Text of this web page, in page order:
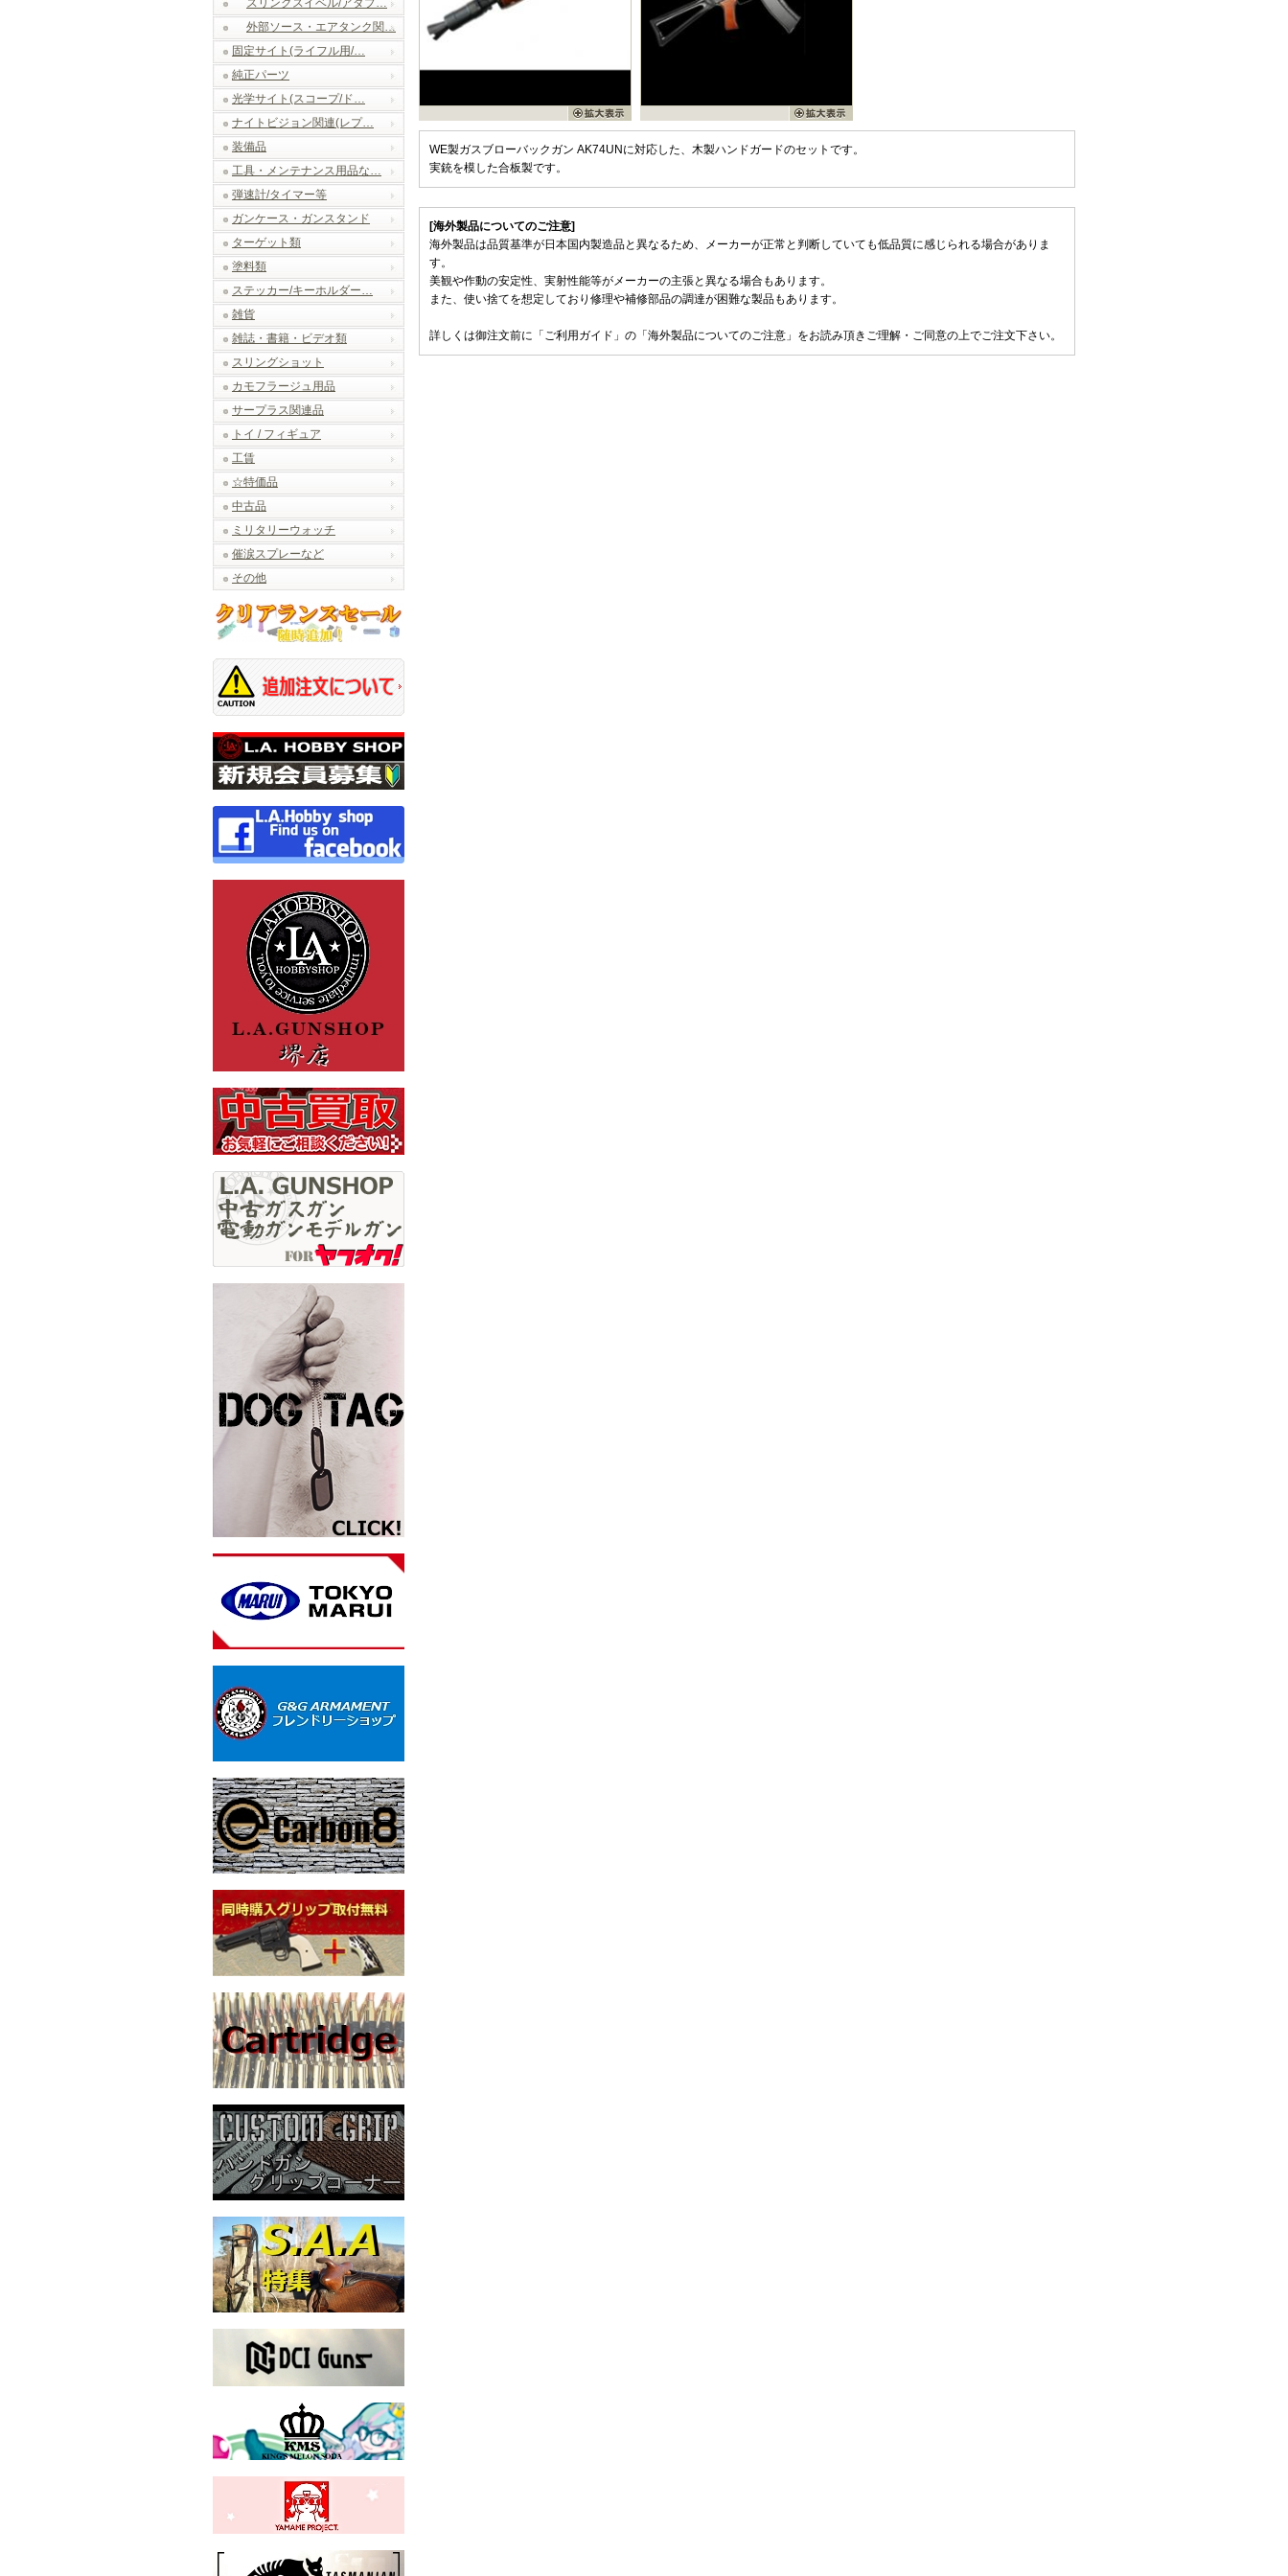
スリングスイベル/アダプ…
外部ソース・エアタンク関…
固定サイト(ライフル用/…
純正パーツ
光学サイト(スコープ/ド…
ナイトビジョン関連(レプ…
装備品
工具・メンテナンス用品な…
弾速計/タイマー等
ガンケース・ガンスタンド
ターゲット類
塗料類
ステッカー/キーホルダー…
雑貨
雑誌・書籍・ビデオ類
スリングショット
カモフラージュ用品
サープラス関連品
トイ / フィギュア
工賃
☆特価品
中古品
ミリタリーウォッチ
催涙スプレーなど
その他
WE製ガスブローバックガン AK74UNに対応した、木製ハンドガードのセットです。
実銃を模した合板製です。
[海外製品についてのご注意]
海外製品は品質基準が日本国内製造品と異なるため、メーカーが正常と判断していても低品質に感じられる場合がありま
す。
美観や作動の安定性、実射性能等がメーカーの主張と異なる場合もあります。
また、使い捨てを想定しており修理や補修部品の調達が困難な製品もあります。
詳しくは御注文前に「ご利用ガイド」の「海外製品についてのご注意」をお読み頂きご理解・ご同意の上でご注文下さい。